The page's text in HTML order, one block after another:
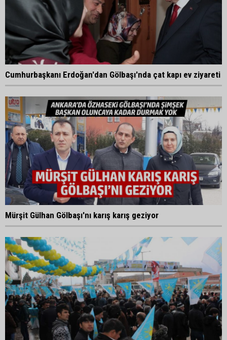
Cumhurbaşkanı Erdoğan'dan Gölbaşı'nda çat kapı ev ziyareti
Mürşit Gülhan Gölbaşı'nı karış karış geziyor